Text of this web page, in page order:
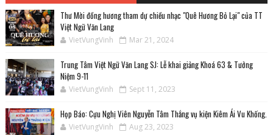
Thư Mời đồng hương tham dự chiều nhạc "Quê Hương Bỏ Lại" của TT
Việt Ngữ Văn Lang
VietVungVinh Mar 21, 2024
Trung Tâm Việt Ngữ Văn Lang SJ: Lễ khai giảng Khoá 63 & Tưởng
Niệm 9-11
VietVungVinh Sept 11, 2023
Họp Báo: Cựu Nghị Viên Nguyễn Tâm Thắng vụ kiện Kiêm Ái Vu Khống.
VietVungVinh Aug 23, 2023